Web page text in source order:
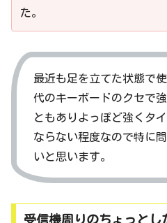
た。
最近も足を立てた状態で
代のキーボードのクセで
ともありよっぽど強くタ
ならない程度なので特に
いと思います。
受信機周りのちょっとし